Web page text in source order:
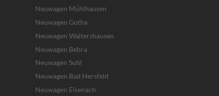
Neuwagen Mühlhausen
Neuwagen Gotha
Neuwagen Waltershausen
Neuwagen Bebra
Neuwagen Suhl
Neuwagen Bad Hersfeld
Neuwagen Eisenach